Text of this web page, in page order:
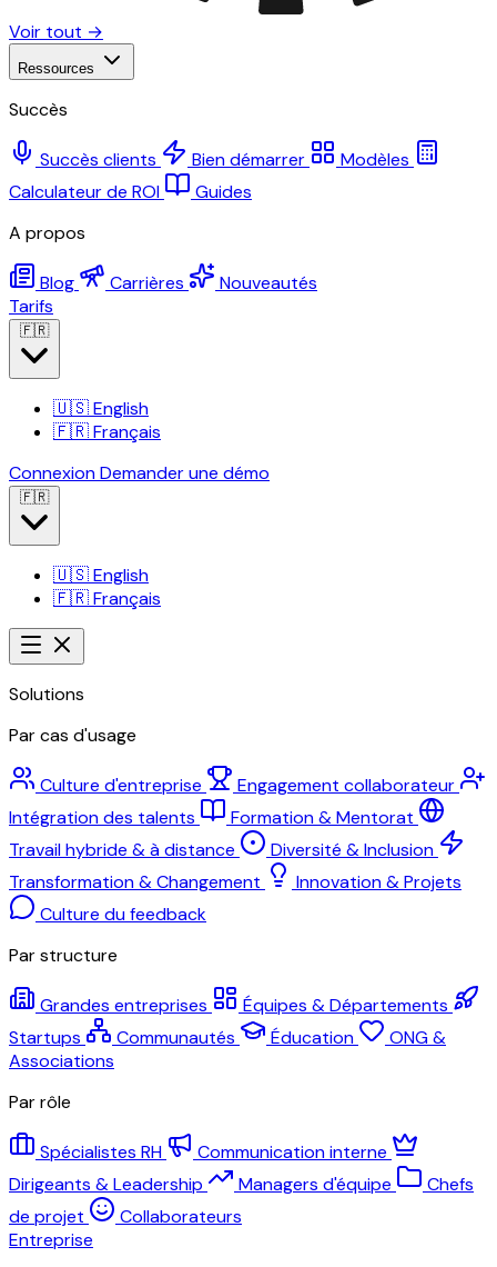
Voir tout →
Ressources
Succès
Succès clients Bien démarrer
Modèles
Calculateur de ROI
Guides
A propos
Blog Carrières
Nouveautés
Tarifs
🇫🇷
🇺🇸English
🇫🇷Français
ConnexionDemander une démo
🇫🇷
🇺🇸English
🇫🇷Français
Solutions
Par cas d'usage
Culture d'entreprise
Engagement collaborateur
Intégration des talents
Formation & Mentorat
Travail hybride & à distance
Diversité & Inclusion
Transformation & Changement
Innovation & Projets
Culture du feedback
Par structure
Grandes entreprises
Équipes & Départements
Startups
Communautés Éducation
ONG &
Associations
Par rôle
Spécialistes RH
Communication interne
Dirigeants & Leadership
Managers d'équipe
Chefs
de projet
Collaborateurs
Entreprise